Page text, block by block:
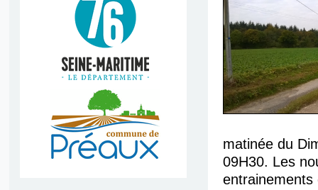
matinée du
09H30. Les
entrainements